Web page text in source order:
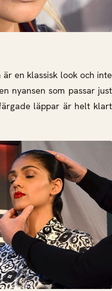
en klassisk look och inte
nyansen som passar just
läppar är helt klart